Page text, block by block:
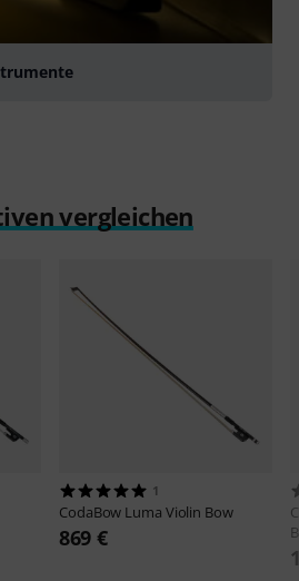
vergleichen
1
CodaBow Luma Violin Bow
869 €